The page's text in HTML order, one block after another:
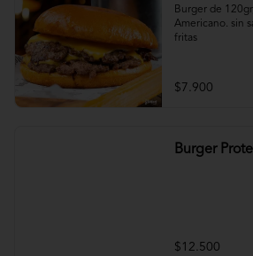
Burger de
Americano. sin
fritas
$7.900
Burger
$12.500